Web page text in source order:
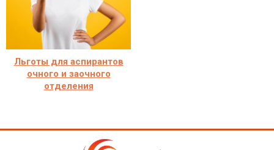
Льготы для аспирантов
очного и заочного
отделения